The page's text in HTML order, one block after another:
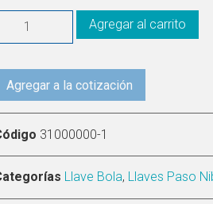
Agregar al carrito
Agregar a la cotización
31000000-1
Llave Bola, Llaves Paso